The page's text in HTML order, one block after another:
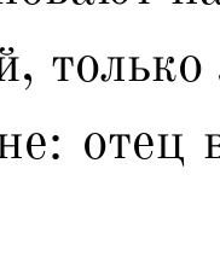
только
отец